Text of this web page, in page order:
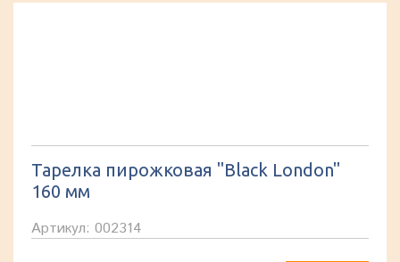
Тарелка пирожковая "Black London"
160 мм
Артикул: 002314